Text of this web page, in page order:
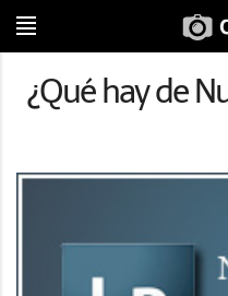
¿Qué hay de